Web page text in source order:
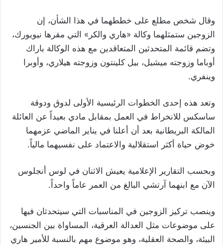
وقال شخص مطلع على خططهما في هذا الشأن، إن
الزوجين ستمثلهما وكالة «هاري والكر» التي مقرها نيويورك،
وتضم قائمة المتحدثين المتعاقدين مع هذه الوكالة باراك
أوباما وزوجته ميشيل، بيل كلينتون وزوجته هيلاري، وأوبرا
وينفري.
وتعد هذه إحدى الخطوات الرئيسية الأولى لدوق ودوقة
ساسكس للانخراط في العمل بمقابل مادي بعيداً عن العائلة
المالكة البريطانية بعد أن أعلنا في يناير الماضي عزمهما
خوض حياة أكثر استقلالية والاعتماد على نفسيهما مالياً.
وبحسب التقارير الإعلامية يعيش الاثنان في لوس أنجلوس
الآن مع ابنهما آرتشي البالغ من العمر عاماً واحداً.
وينصب تركيز الزوجين في المناسبات التي سيتحدثان فيها
على موضوعات مثل العدالة العرقية، المساواة بين الجنسين،
البيئة، والصحة العقلية، وهو موضوع مهم بالنسبة للأمير هاري